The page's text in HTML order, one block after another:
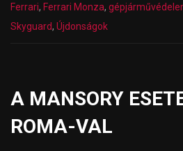
Ferrari, Ferrari Monza,
Skyguard, Újdonságok
A MANSORY
ROMA-VAL